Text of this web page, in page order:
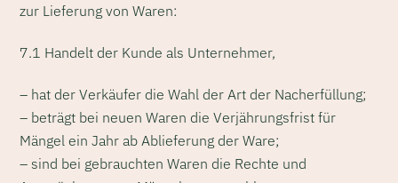
zur Lieferung von Waren:
7.1 Handelt der Kunde als Unternehmer,
– hat der Verkäufer die Wahl der Art der Nacherfüllung;
– beträgt bei neuen Waren die Verjährungsfrist für
Mängel ein Jahr ab Ablieferung der Ware;
– sind bei gebrauchten Waren die Rechte und